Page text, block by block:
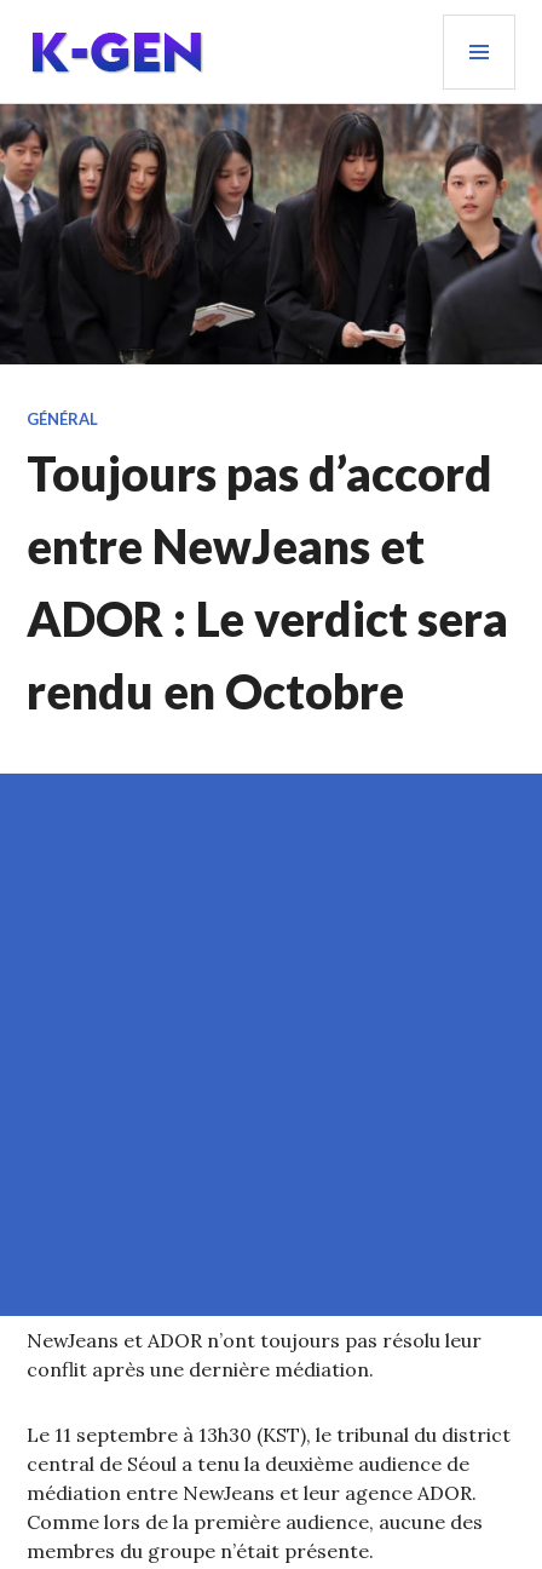
contenu
principal
K-GEN
GÉNÉRAL
Toujours pas d’accord
entre NewJeans et
ADOR : Le verdict sera
rendu en Octobre
NewJeans et ADOR n’ont toujours pas résolu leur
conflit après une dernière médiation.
Le 11 septembre à 13h30 (KST), le tribunal du district
central de Séoul a tenu la deuxième audience de
médiation entre NewJeans et leur agence ADOR.
Comme lors de la première audience, aucune des
membres du groupe n’était présente.